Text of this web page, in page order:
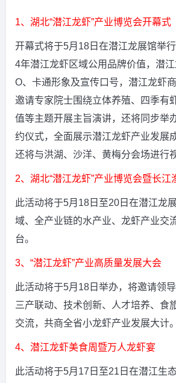
1、湖北“潜江龙虾”产业博览会开幕式
开幕式将于5月18日在潜江龙展馆举
4年潜江龙虾区域公用品牌价值，潜
O、卡通形象及宣传口号，潜江龙虾
邀请专家院士围绕立体养殖、四季有
值等主题开展主旨演讲，还将同步举
约仪式，全面展示潜江龙虾产业发展
还将与洪湖、沙洋、黄梅分会场进行
2、湖北“潜江龙虾”产业博览会暨长江
此活动将于5月18日至20日在潜江龙
域、全产业链的水产业、龙虾产业交
台。
3、“潜江龙虾”产业高质量发展大会
此活动将于5月18日举办，将邀请领
三产联动、技术创新、人才培养、食
交流，共商全省小龙虾产业发展大计。
4、潜江龙虾美食周暨万人龙虾宴
此活动将于5月17日至21日在潜江生